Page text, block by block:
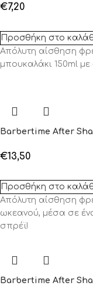
€7,20
Προσθήκη στο
Απόλυτη αίσθηση
μπουκαλάκι 150ml με
Barbertime After
€13,50
Προσθήκη στο
Απόλυτη αίσθηση
ωκεανού, μέσα σε
σπρέϊ!
Barbertime After